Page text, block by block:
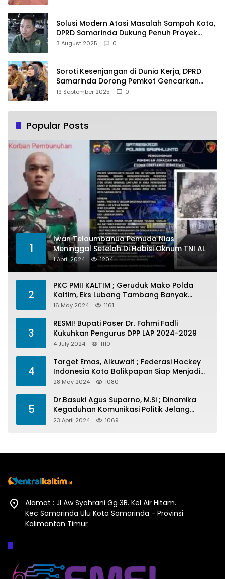
Solusi Modern Atasi Masalah Sampah Kota,
DPRD Samarinda Dukung Penuh Proyek
PLTSA
3 August 2025 0
Soroti Kesenjangan di Dunia Kerja, DPRD
Samarinda Dorong Pemkot Gencarkan
Pemberdayaan Perempuan
19 September 2025 0
Popular Posts
1
Iwan Telaumbanua Pemuda Nias
Meninggal Setelah Di Habisi Oknum TNI AL
1 April 2024 1204
2
PKC PMII KALTIM ; Geruduk Mako Polda
Kaltim, Eks Lubang Tambang Banyak
Menelan Korban
16 May 2024 1161
3
RESMI! Bupati Paser Dr. Fahmi Fadli
Kukuhkan Pengurus DPP LAP 2024-2029
4 July 2024 1110
4
Target Emas, Alkuwait ; Federasi Hockey
Indonesia Kota Balikpapan Siap Menjadi
Barometer Prestasi Di Kaltim
28 May 2024 1080
5
Dr.Basuki Agus Suparno, M.Si ; Dinamika
Kegaduhan Komunikasi Politik Jelang
Pesta Politik 2024
23 April 2024 1069
Alamat : Jl Aw Syahrani Gg 3B. Kel Air Hitam.
Kec Samarinda Ulu Kota Samarinda - Provinsi
Kalimantan Timur